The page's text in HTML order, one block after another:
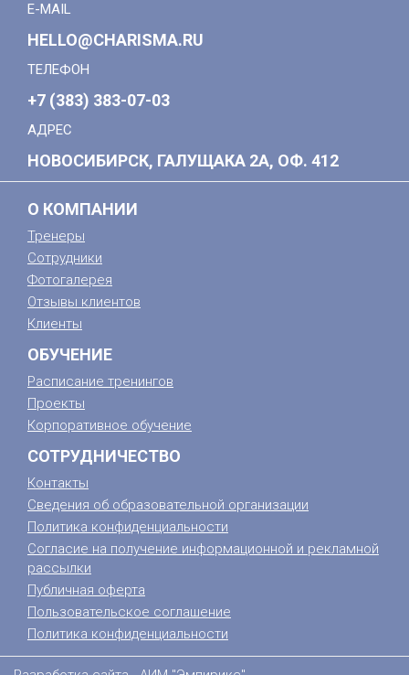
E-MAIL
HELLO@CHARISMA.RU
ТЕЛЕФОН
+7 (383) 383-07-03
АДРЕС
НОВОСИБИРСК, ГАЛУЩАКА 2А, ОФ. 412
О КОМПАНИИ
Тренеры
Сотрудники
Фотогалерея
Отзывы клиентов
Клиенты
ОБУЧЕНИЕ
Расписание тренингов
Проекты
Корпоративное обучение
СОТРУДНИЧЕСТВО
Контакты
Сведения об образовательной организации
Политика конфиденциальности
Согласие на получение информационной и рекламной
рассылки
Публичная оферта
Пользовательское соглашение
Политика конфиденциальности